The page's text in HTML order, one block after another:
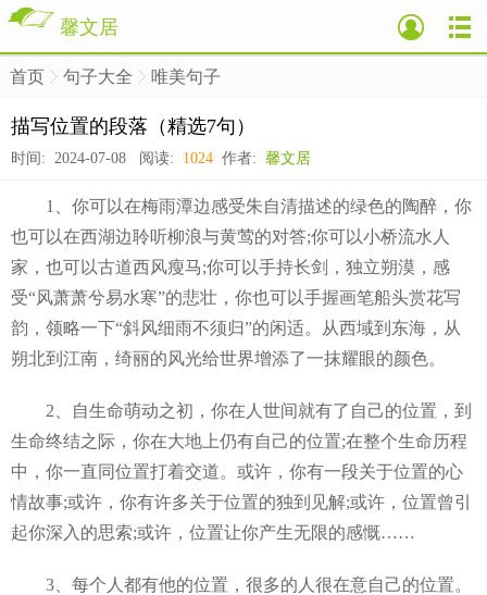
馨文居
首页 句子大全 唯美句子
描写位置的段落（精选7句）
时间: 2024-07-08 阅读: 1024 作者: 馨文居
1、你可以在梅雨潭边感受朱自清描述的绿色的陶醉，你
也可以在西湖边聆听柳浪与黄莺的对答;你可以小桥流水人
家，也可以古道西风瘦马;你可以手持长剑，独立朔漠，感
受“风萧萧兮易水寒”的悲壮，你也可以手握画笔船头赏花写
韵，领略一下“斜风细雨不须归”的闲适。从西域到东海，从
朔北到江南，绮丽的风光给世界增添了一抹耀眼的颜色。
2、自生命萌动之初，你在人世间就有了自己的位置，到
生命终结之际，你在大地上仍有自己的位置;在整个生命历程
中，你一直同位置打着交道。或许，你有一段关于位置的心
情故事;或许，你有许多关于位置的独到见解;或许，位置曾引
起你深入的思索;或许，位置让你产生无限的感慨……
3、每个人都有他的位置，很多的人很在意自己的位置。